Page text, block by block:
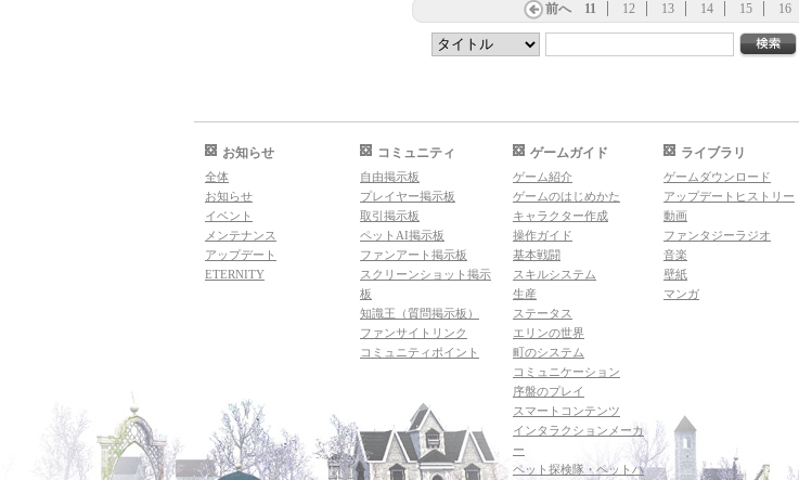
前へ 11 12 13 14 15 16
お知らせ
全体
お知らせ
イベント
メンテナンス
アップデート
ETERNITY
コミュニティ
自由掲示板
プレイヤー掲示板
取引掲示板
ペットAI掲示板
ファンアート掲示板
スクリーンショット掲示
板
知識王（質問掲示板）
ファンサイトリンク
コミュニティポイント
ゲームガイド
ゲーム紹介
ゲームのはじめかた
キャラクター作成
操作ガイド
基本戦闘
スキルシステム
生産
ステータス
エリンの世界
町のシステム
コミュニケーション
序盤のプレイ
スマートコンテンツ
インタラクションメーカ
ー
ペット探検隊・ペットハ
ライブラリ
ゲームダウンロード
アップデートヒストリー
動画
ファンタジーラジオ
音楽
壁紙
マンガ